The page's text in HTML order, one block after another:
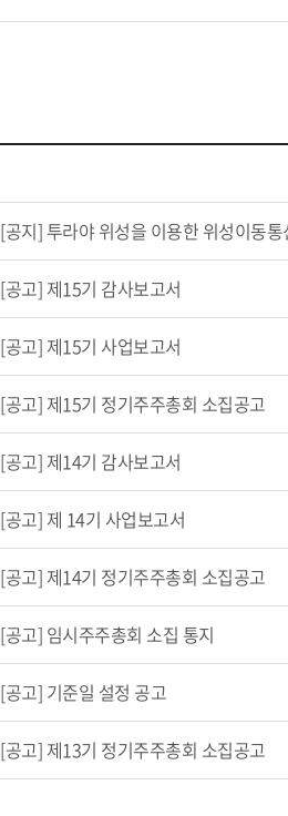
[공지] 투라야 위성을 이용한 위성이동
[공고] 제15기 감사보고서
[공고] 제15기 사업보고서
[공고] 제15기 정기주주총회 소집공고
[공고] 제14기 감사보고서
[공고] 제 14기 사업보고서
[공고] 제14기 정기주주총회 소집공고
[공고] 임시주주총회 소집 통지
[공고] 기준일 설정 공고
[공고] 제13기 정기주주총회 소집공고